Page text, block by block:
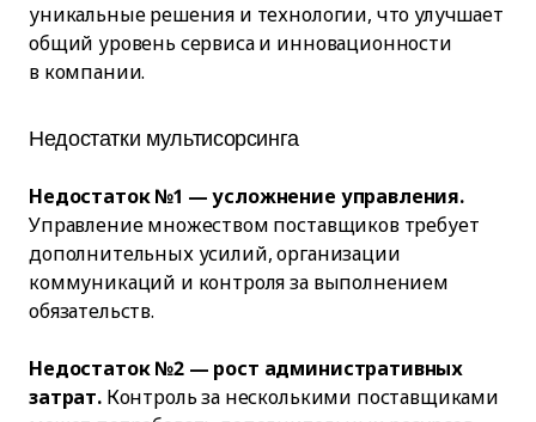
уникальные решения и технологии, что улучшает
общий уровень сервиса и инновационности
в компании.
Недостатки мультисорсинга
Недостаток №1 — усложнение управления.
Управление множеством поставщиков требует
дополнительных усилий, организации
коммуникаций и контроля за выполнением
обязательств.
Недостаток №2 — рост административных
затрат.Контроль за несколькими поставщиками